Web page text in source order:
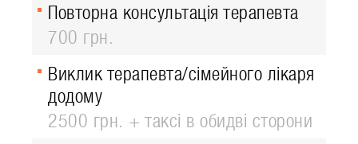
Повторна консультація терапевта
700 грн.
Виклик терапевта/сімейного лікаря
додому
2500 грн. + таксі в обидві сторони